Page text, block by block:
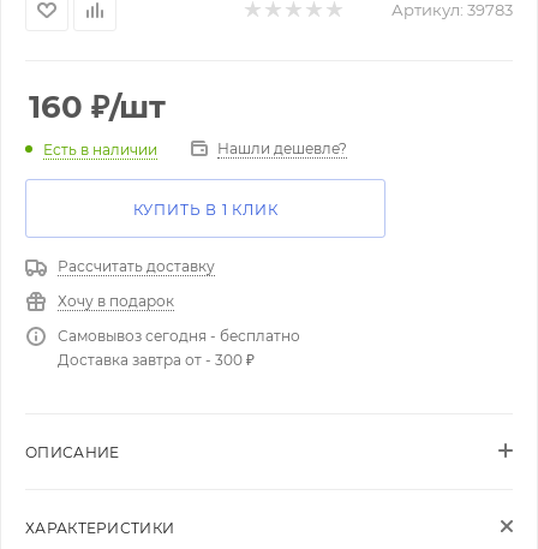
Артикул: 39783
160 ₽/шт
Есть в наличии Нашли дешевле?
КУПИТЬ В 1 КЛИК
Рассчитать доставку
Хочу в подарок
Самовывоз сегодня - бесплатно
Доставка завтра от - 300 ₽
ОПИСАНИЕ
ХАРАКТЕРИСТИКИ